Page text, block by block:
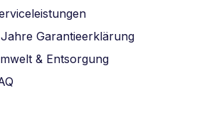
Garantieerklärung
& Entsorgung